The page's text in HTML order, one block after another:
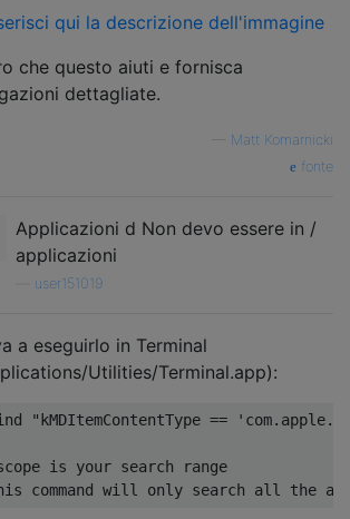
che questo aiuti e fornisca
dettagliate.
Matt Komarnicki
fonte
Applicazioni d Non devo essere in /
applicazioni
user151019
a eseguirlo in Terminal
Utilities/Terminal.app):
"kMDItemContentType ==
is your search range